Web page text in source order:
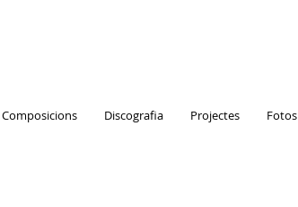
Composicions Discografia Projectes Fotos